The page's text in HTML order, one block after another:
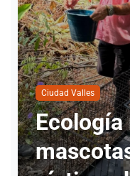
Ciudad Valles
Nueva
INMUVI
labores